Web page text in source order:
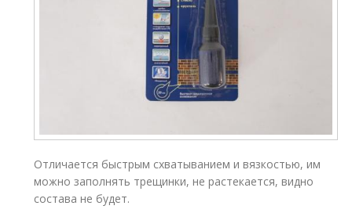
Отличается быстрым схватыванием и вязкостью, им
можно заполнять трещинки, не растекается, видно
состава не будет.